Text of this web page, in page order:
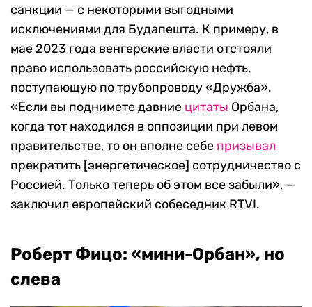
санкции — с некоторыми выгодными
исключениями для Будапешта. К примеру, в
мае 2023 года венгерские власти отстояли
право использовать российскую нефть,
поступающую по трубопроводу «Дружба».
«Если вы поднимете давние цитаты Орбана,
когда тот находился в оппозиции при левом
правительстве, то он вполне себе призывал
прекратить [энергетическое] сотрудничество с
Россией. Только теперь об этом все забыли», —
заключил европейский собеседник RTVI.
Роберт Фицо: «мини-Орбан», но
слева